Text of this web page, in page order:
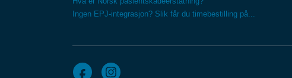
Ingen EPJ-integrasjon? Slik får du timebestilling på...